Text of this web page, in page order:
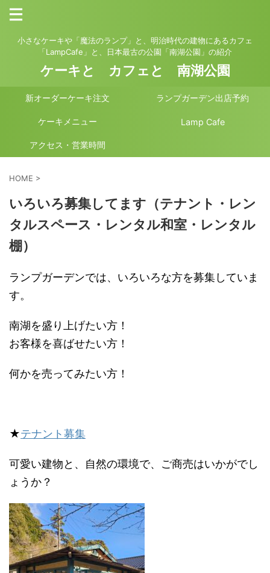
小さなケーキや「魔法のランプ」と、明治時代の建物にあるカフェ
「LampCafe」と、日本最古の公園「南湖公園」の紹介
ケーキと カフェと 南湖公園
新オーダーケーキ注文 ランプガーデン出店予約
ケーキメニュー Lamp Cafe
アクセス・営業時間
HOME >
いろいろ募集してます（テナント・レン
タルスペース・レンタル和室・レンタル
棚）
ランプガーデンでは、いろいろな方を募集していま
す。
南湖を盛り上げたい方！
お客様を喜ばせたい方！
何かを売ってみたい方！
★テナント募集
可愛い建物と、自然の環境で、ご商売はいかがでし
ょうか？